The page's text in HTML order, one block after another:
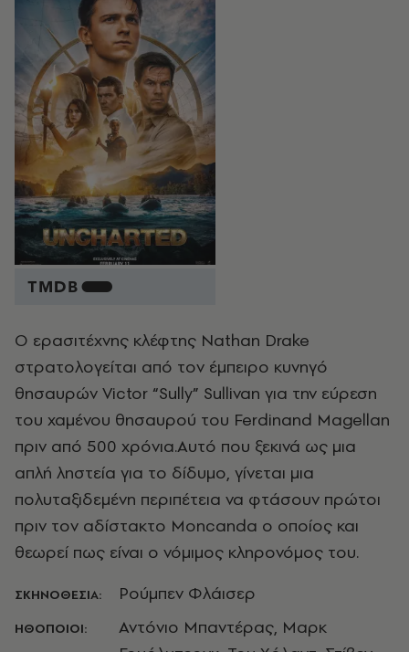
Ο ερασιτέχνης κλέφτης Nathan Drake
στρατολογείται από τον έμπειρο κυνηγό
θησαυρών Victor “Sully” Sullivan για την εύρεση
του χαμένου θησαυρού του Ferdinand Magellan
πριν από 500 χρόνια.Αυτό που ξεκινά ως μια
απλή ληστεία για το δίδυμο, γίνεται μια
πολυταξιδεμένη περιπέτεια να φτάσουν πρώτοι
πριν τον αδίστακτο Moncanda ο οποίος και
θεωρεί πως είναι ο νόμιμος κληρονόμος του.
ΣΚΗΝΟΘΕΣΙΑ: Ρούμπεν Φλάισερ
ΗΘΟΠΟΙΟΙ:
Αντόνιο Μπαντέρας, Μαρκ